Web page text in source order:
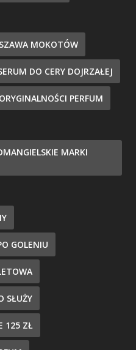
MOKOTÓW
DO CERY DOJRZAŁEJ
PERFUM
MARKI
GOLENIU
SŁUŻY
125 ZŁ